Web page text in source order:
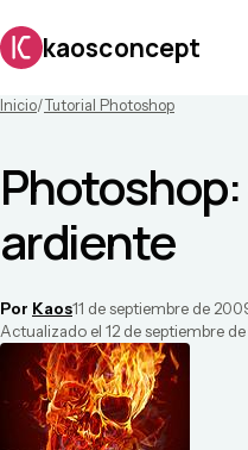
kaosconcept
Inicio/Tutorial Photoshop
ardiente
Por Kaos11 de septiembre de
Actualizado el 12 de septiembre